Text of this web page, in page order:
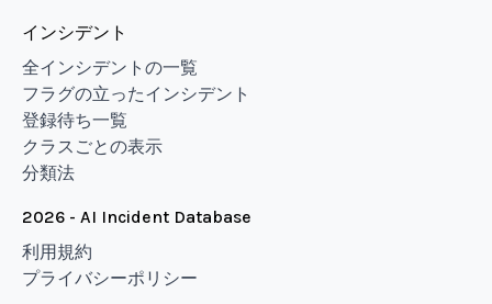
インシデント
全インシデントの一覧
フラグの立ったインシデント
登録待ち一覧
クラスごとの表示
分類法
2026 - AI Incident Database
利用規約
プライバシーポリシー